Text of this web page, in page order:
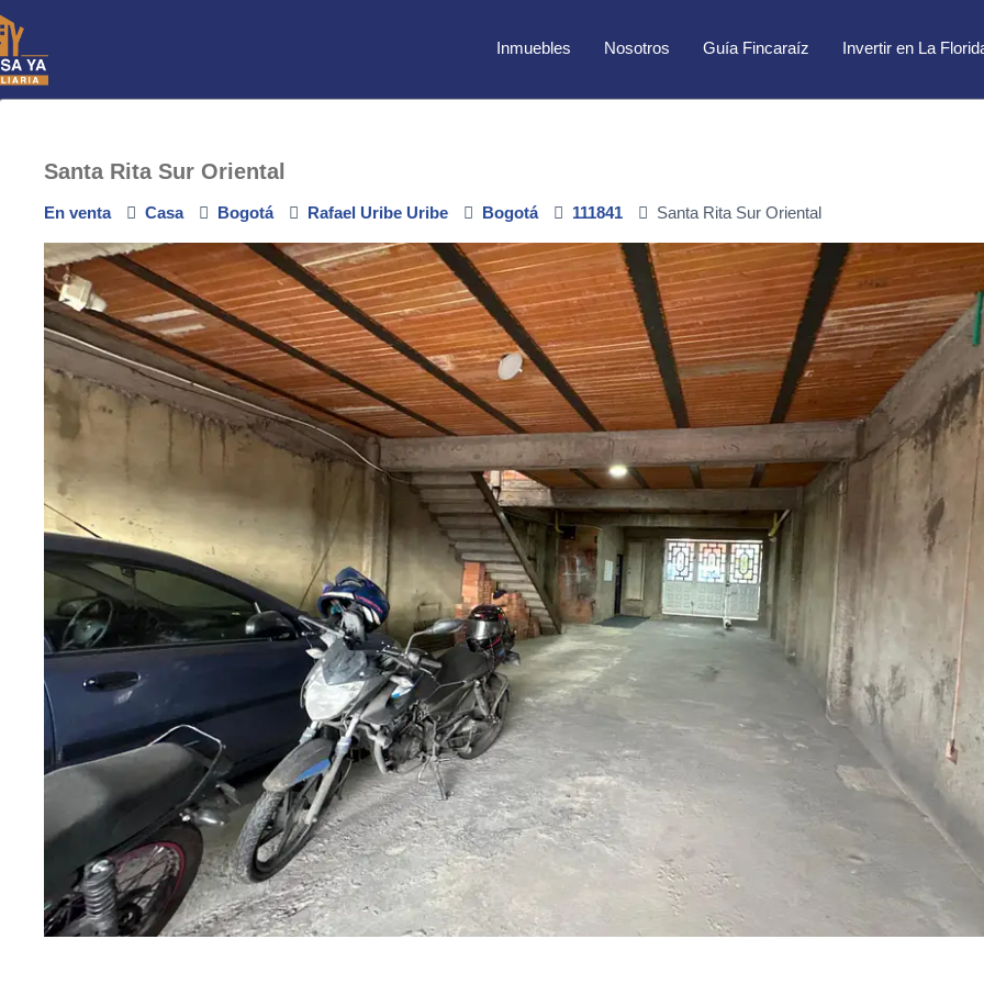
Skip
to
content
Inmuebles Nosotros Guía Fincaraíz Invertir en La
Santa Rita Sur Oriental
En venta Casa Bogotá Rafael Uribe Uribe Bogotá 111841 Santa Rita Sur Oriental